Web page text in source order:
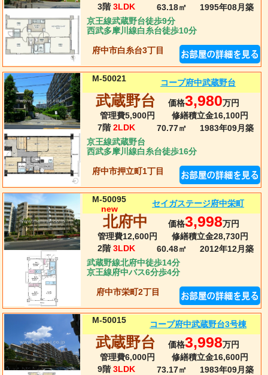
3階 3LDK 63.18㎡ 1995年08月 築
京王線武蔵野台徒歩9分
西武多摩川線白糸台徒歩10分
府中市白糸台3丁目
M-50021 コープ府中武蔵野台
武蔵野台 価格3,980万円
管理費5,900円
修繕積立金16,100円
7階 2LDK 70.77㎡ 1983年09月 築
京王線武蔵野台
西武多摩川線白糸台徒歩16分
府中市押立町1丁目
M-50095
new
セイガステージ府中栄町
北府中 価格3,998万円
管理費12,600円
修繕積立金28,730円
2階 3LDK 60.48㎡ 2012年12月 築
武蔵野線北府中徒歩14分
京王線府中バス6分歩4分
府中市栄町2丁目
M-50015 コープ府中武蔵野台3号棟
武蔵野台 価格3,998万円
管理費6,000円
修繕積立金16,600円
9階 3LDK 73.17㎡ 1983年09月築